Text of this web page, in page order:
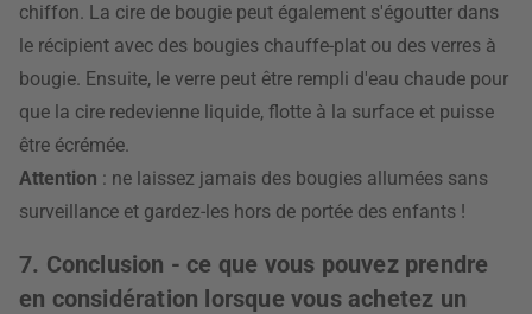
chiffon. La cire de bougie peut également s'égoutter dans
le récipient avec des bougies chauffe-plat ou des verres à
bougie. Ensuite, le verre peut être rempli d'eau chaude pour
que la cire redevienne liquide, flotte à la surface et puisse
être écrémée.
Attention : ne laissez jamais des bougies allumées sans
surveillance et gardez-les hors de portée des enfants !
7. Conclusion - ce que vous pouvez prendre
en considération lorsque vous achetez un